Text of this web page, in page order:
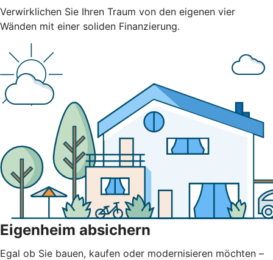
Verwirklichen Sie Ihren Traum von den eigenen vier
Wänden mit einer soliden Finanzierung.
Eigenheim absichern
Egal ob Sie bauen, kaufen oder modernisieren möchten –